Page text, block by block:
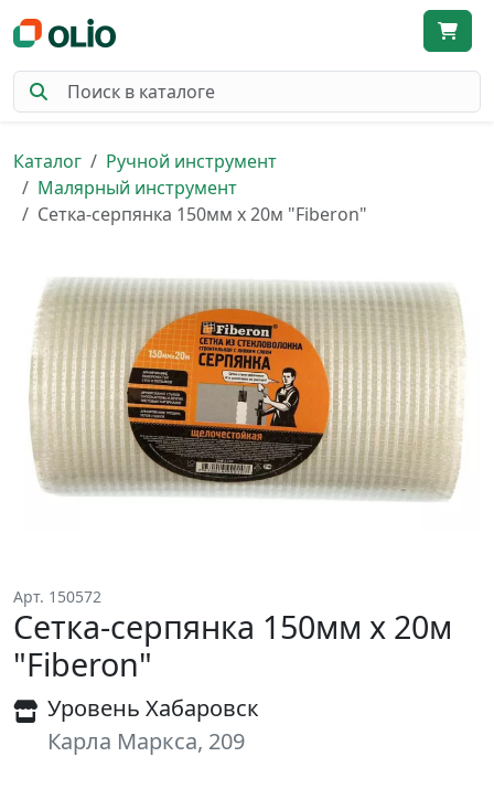
Каталог
Ручной инструмент
Малярный инструмент
Сетка-серпянка 150мм х 20м "Fiberon"
Арт. 150572
Сетка-серпянка 150мм х 20м
"Fiberon"
Уровень Хабаровск
Карла Маркса, 209